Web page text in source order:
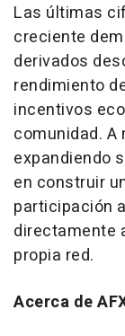
Las últimas
creciente
derivados
rendimiento
incentivos
comunidad. A
expandiendo
en construir
participación
directamente
propia red.
Acerca de